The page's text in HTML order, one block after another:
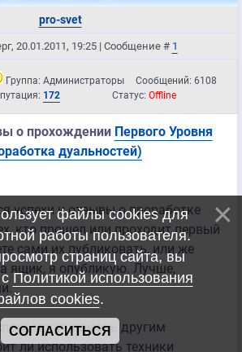
pro-svet
20.01.2011, 19:25 | Сообщение # 1
Группа: Администраторы Сообщений: 6108
172 Статус:Offline
о прохождении Первого Уровня
дуальностей)
успехи и отзывы о проработке
кто прошел или проходит первый
сами их публиковать, или же
ящик, я опубликую. Лучше,
могут помочь другим
ли использовать техники
файлы cookies для
работы пользователя.
страниц сайта, вы
сПолитикой использования
cookies.
СОГЛАСИТЬСЯ